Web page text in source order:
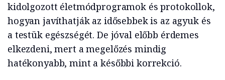
kidolgozott életmódprogramok és protokollok,
hogyan javíthatják az idősebbek is az agyuk és
a testük egészségét. De jóval előbb érdemes
elkezdeni, mert a megelőzés mindig
hatékonyabb, mint a későbbi korrekció.